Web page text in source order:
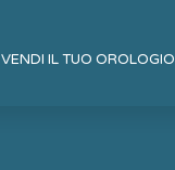
VENDI IL TUO OROLOGIO